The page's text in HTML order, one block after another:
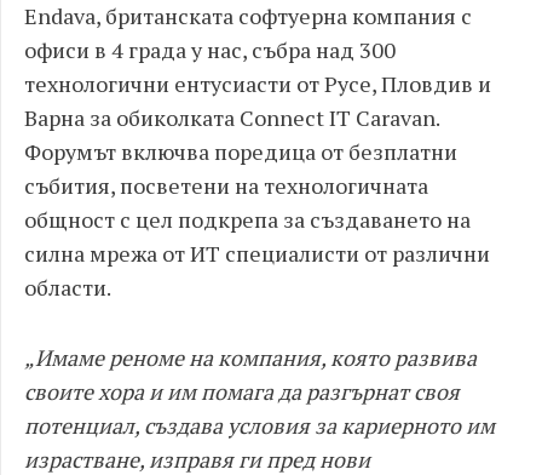
Endava, британската софтуерна компания с
офиси в 4 града у нас, събра над 300
технологични ентусиасти от Русе, Пловдив и
Варна за обиколката Connect IT Caravan.
Форумът включва поредица от безплатни
събития, посветени на технологичната
общност с цел подкрепа за създаването на
силна мрежа от ИТ специалисти от различни
области.
„Имаме реноме на компания, която развива
своите хора и им помага да разгърнат своя
потенциал, създава условия за кариерното им
израстване, изправя ги пред нови